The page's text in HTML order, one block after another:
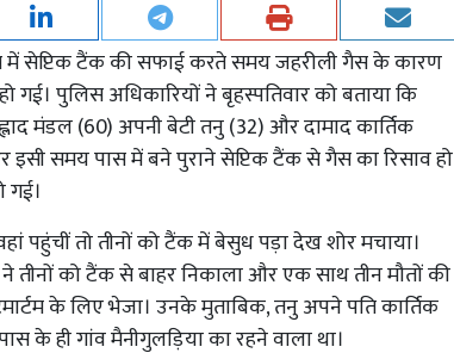
में सेप्टिक टैंक की सफाई करते समय जहरीली गैस के कारण
गई। पुलिस अधिकारियों ने बृहस्पतिवार को बताया कि
मंडल (60) अपनी बेटी तनु (32) और दामाद कार्तिक
समय पास में बने पुराने सेप्टिक टैंक से गैस का रिसाव हो
गई।
पहुंचीं तो तीनों को टैंक में बेसुध पड़ा देख शोर मचाया।
तीनों को टैंक से बाहर निकाला और एक साथ तीन मौतों की
के लिए भेजा। उनके मुताबिक, तनु अपने पति कार्तिक
के ही गांव मैनीगुलड़िया का रहने वाला था।